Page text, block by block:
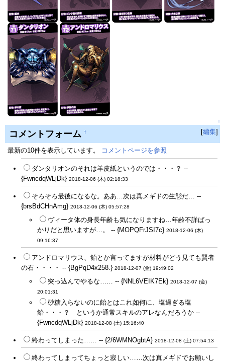
↑
コメントフォーム † [編集]
最新の10件を表示しています。 コメントページを参照
ダンタリオンのそれは羊皮紙というのでは・・・？ --
{FwncdqWLjDk} 2018-12-06 (木) 02:18:33
そろそろ最後になるな。ああ…次は真メギドの生態だ… --
{brsBdCHnAmg} 2018-12-06 (木) 05:57:28
ヴィータ体の身長年齢も気になりますね…年齢不詳ばっ
かりだと思いますが…。 -- {MOPQFrJSI7c} 2018-12-06 (木)
09:16:37
アンドロマリウス、飴とか言ってますが材料がどう見ても賢者
の石・・・・ -- {BgPqD4x258.} 2018-12-07 (金) 19:49:02
突っ込んでやるな…… -- {NNL6VEIK7Ek} 2018-12-07 (金)
20:01:31
砂糖入らないのに飴とはこれ如何に、塩過ぎる塩
飴・・・？ というか通常スキルのアレなんだろうか --
{FwncdqWLjDk} 2018-12-08 (土) 15:16:40
終わってしまった…… -- {2/6WMNOgbtA} 2018-12-08 (土) 07:54:13
終わってしまってちょっと寂しい……次は真メギドでお願いし